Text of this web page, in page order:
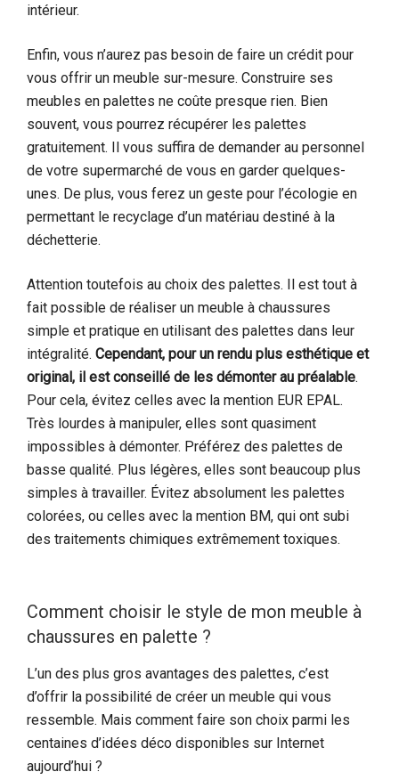
intérieur.
Enfin, vous n’aurez pas besoin de faire un crédit pour
vous offrir un meuble sur-mesure. Construire ses
meubles en palettes ne coûte presque rien. Bien
souvent, vous pourrez récupérer les palettes
gratuitement. Il vous suffira de demander au personnel
de votre supermarché de vous en garder quelques-
unes. De plus, vous ferez un geste pour l’écologie en
permettant le recyclage d’un matériau destiné à la
déchetterie.
Attention toutefois au choix des palettes. Il est tout à
fait possible de réaliser un meuble à chaussures
simple et pratique en utilisant des palettes dans leur
intégralité. Cependant, pour un rendu plus esthétique et
original, il est conseillé de les démonter au préalable.
Pour cela, évitez celles avec la mention EUR EPAL.
Très lourdes à manipuler, elles sont quasiment
impossibles à démonter. Préférez des palettes de
basse qualité. Plus légères, elles sont beaucoup plus
simples à travailler. Évitez absolument les palettes
colorées, ou celles avec la mention BM, qui ont subi
des traitements chimiques extrêmement toxiques.
Comment choisir le style de mon meuble à
chaussures en palette ?
L’un des plus gros avantages des palettes, c’est
d’offrir la possibilité de créer un meuble qui vous
ressemble. Mais comment faire son choix parmi les
centaines d’idées déco disponibles sur Internet
aujourd’hui ?